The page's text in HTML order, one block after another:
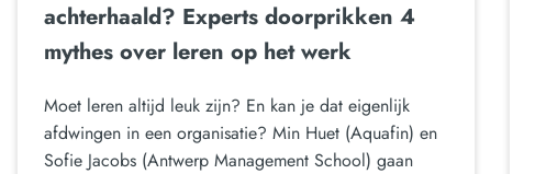
achterhaald? Experts doorprikken 4
mythes over leren op het werk
Moet leren altijd leuk zijn? En kan je dat eigenlijk
afdwingen in een organisatie? Min Huet (Aquafin) en
Sofie Jacobs (Antwerp Management School) gaan